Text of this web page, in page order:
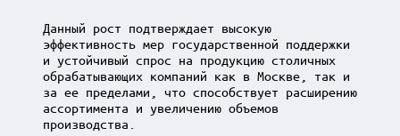
Данный рост подтверждает высокую
эффективность мер государственной поддержки
и устойчивый спрос на продукцию столичных
обрабатывающих компаний как в Москве, так и
за ее пределами, что способствует расширению
ассортимента и увеличению объемов
производства.